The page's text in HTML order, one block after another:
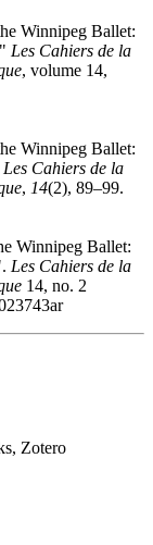
Winnipeg Ballet:
Les Cahiers de la
, volume 14,
Winnipeg Ballet:
Les Cahiers de la
, 14(2), 89–99.
Winnipeg Ballet:
Les Cahiers de la
14, no. 2
Zotero